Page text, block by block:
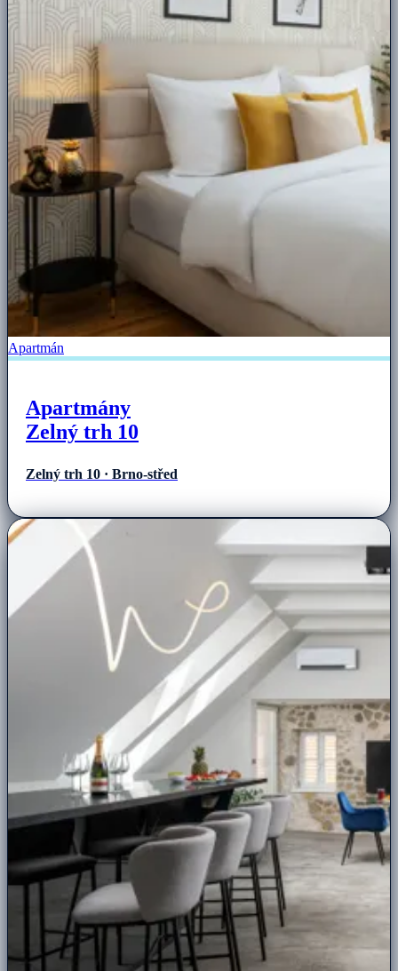
Apartmán
Apartmány
Zelný trh 10
Zelný trh 10 · Brno-střed